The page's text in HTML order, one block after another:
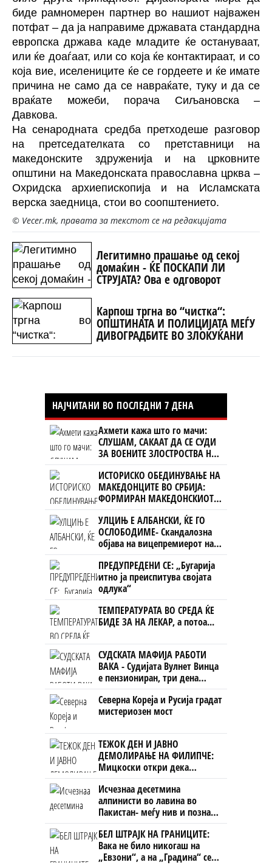
биде рамномерен партнер во нашиот најважен
потфат – да ја направиме државата стандардна
европска држава каде младите ќе остануваат,
или ќе доаѓаат, или со која ќе контактираат, и со
која вие, иселениците ќе се гордеете и ќе имате
причина не само да се навраќате, туку и да се
враќате можеби, порача Сиљановска –
Давкова.
На сенародната средба претходеше разговор
на претседателката со претставници на
македонските здруженија и на црковните
општини на Македонската православна црква –
Охридска архиепископија и на Исламската
верска заедница, стои во соопштението.
© Vecer.mk, правата за текстот се на редакцијата
Легитимно прашање од секој
домаќин - ЌЕ ПОСКАПИ ЛИ
СТРУЈАТА? Ова е одговорот
Карпош тргна во “чистка“:
ОПШТИНАТА И ПОЛИЦИЈАТА МЕЃУ
ДИВОГРАДБИТЕ ВО ЗЛОКУЌАНИ
НАЈЧИТАНИ ВО ПОСЛЕДНИ 7 ДЕНА
Ахмети кажа што го мачи:
СЛУШАМ, САКААТ ДА СЕ СУДИ
ЗА ВОЕНИТЕ ЗЛОСТРОСТВА НА
УЧК...
ИСТОРИСКО ОБЕДИНУВАЊЕ НА
МАКЕДОНЦИТЕ ВО СРБИЈА:
ФОРМИРАН МАКЕДОНСКИОТ
НАЦИОНАЛЕН СОЈУЗ
УЛЦИЊ Е АЛБАНСКИ, ЌЕ ГО
ОСЛОБОДИМЕ- Скандалозна
објава на вицепремиерот на
Црна Гора
ПРЕДУПРЕДЕНИ СЕ: „Бугарија
итно ја преиспитува својата
одлука“
ТЕМПЕРАТУРАТА ВО СРЕДА ЌЕ
БИДЕ ЗА НА ЛЕКАР, а потоа...
СУДСКАТА МАФИЈА РАБОТИ
ВАКА - Судијата Вулнет Винца
е пензиониран, три дена
откако му го врати пасошот
на бизнисменот Марковски
Северна Кореја и Русија градат
мистериозен мост
ТЕЖОК ДЕН И ЈАВНО
ДЕМОЛИРАЊЕ НА ФИЛИПЧЕ:
Мицкоски откри дека
човекот појма нема од
ништо, освен за кеш
Исчезнаа десетмина
алпинисти во лавина во
Пакистан- меѓу нив и познат
Непалец
БЕЛ ШТРАЈК НА ГРАНИЦИТЕ:
Вака не било никогаш на
„Евзони“, а на „Градина“ се